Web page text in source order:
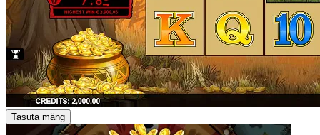
Tasuta mäng